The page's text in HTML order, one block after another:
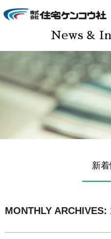
住宅ケンコウ社
住まいのあらゆる場面でサポート致し
News &
新
MONTHLY ARCHIVES: